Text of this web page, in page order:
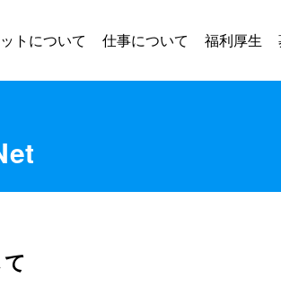
トについて 仕事について 福利厚生